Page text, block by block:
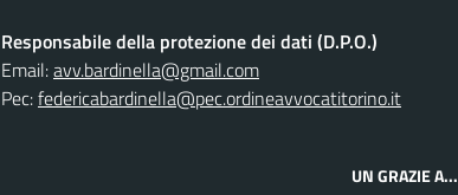
Responsabile della protezione dei dati (D.P.O.)
Email:avv.bardinella@gmail.com
Pec:federicabardinella@pec.ordineavvocatitorino.it
UN GRAZIE A...